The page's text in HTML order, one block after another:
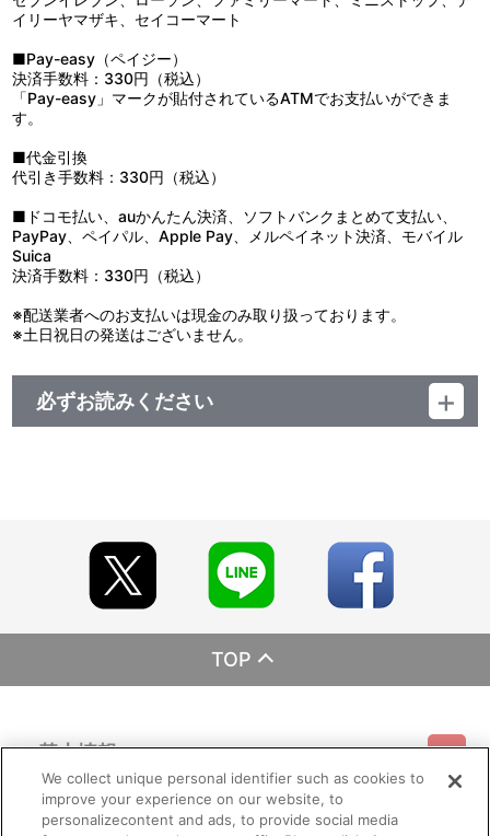
イリーヤマザキ、セイコーマート
■Pay-easy（ペイジー）
決済手数料：330円（税込）
「Pay-easy」マークが貼付されているATMでお支払いができま
す。
■代金引換
代引き手数料：330円（税込）
■ドコモ払い、auかんたん決済、ソフトバンクまとめて支払い、
PayPay、ペイパル、Apple Pay、メルペイネット決済、モバイル
Suica
決済手数料：330円（税込）
※配送業者へのお支払いは現金のみ取り扱っております。
※土日祝日の発送はございません。
必ずお読みください
TOP
基本情報
利用規約 特定商取引法に基づく表示 プライバシーポリシー
ご利用情報
We collect unique personal identifier such as cookies to
improve your experience on our website, to
personalizecontent and ads, to provide social media